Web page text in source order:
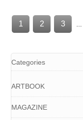
1 2 3 …
Categories
ARTBOOK
MAGAZINE